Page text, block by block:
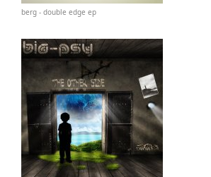
berg - double edge ep